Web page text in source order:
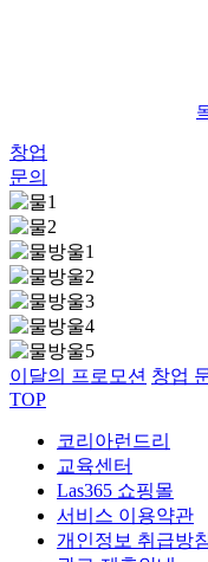
창업
문의
이달의 프로모션 창업
TOP
코리아런드리
교육센터
Las365 쇼핑몰
서비스 이용약관
개인정보 취급방